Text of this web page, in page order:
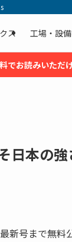
ス 工場・設
でお読みいただ
本の強
新号まで無料